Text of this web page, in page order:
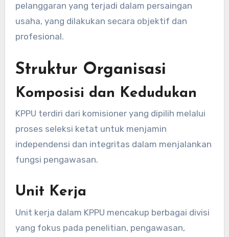
pelanggaran yang terjadi dalam persaingan
usaha, yang dilakukan secara objektif dan
profesional.
Struktur Organisasi
Komposisi dan Kedudukan
KPPU terdiri dari komisioner yang dipilih melalui
proses seleksi ketat untuk menjamin
independensi dan integritas dalam menjalankan
fungsi pengawasan.
Unit Kerja
Unit kerja dalam KPPU mencakup berbagai divisi
yang fokus pada penelitian, pengawasan,